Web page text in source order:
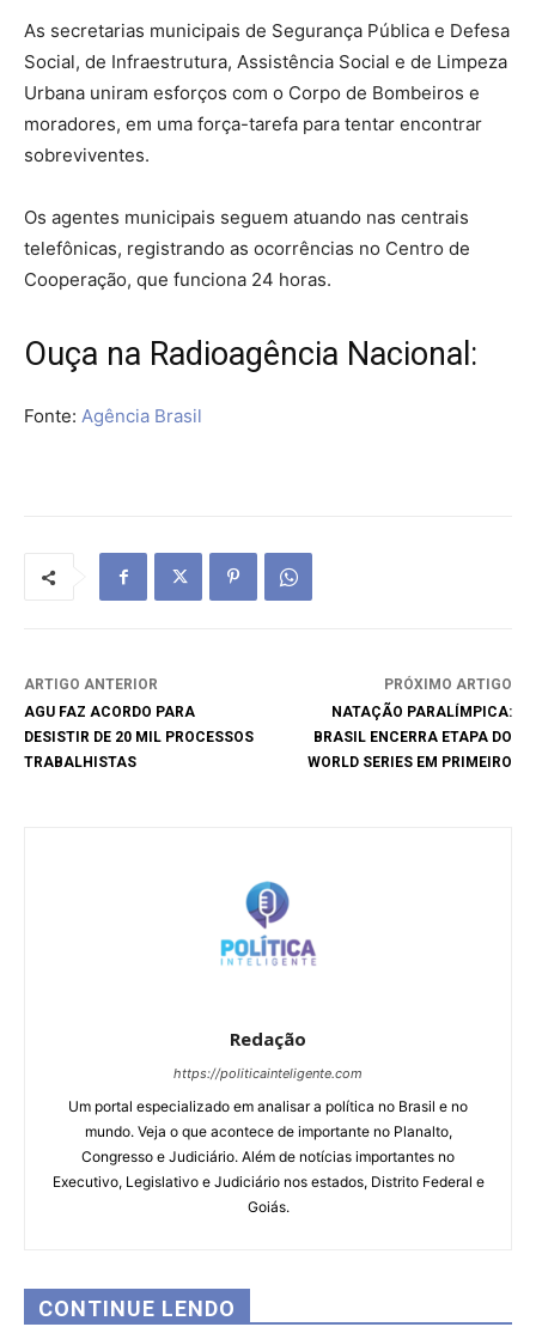
As secretarias municipais de Segurança Pública e Defesa
Social, de Infraestrutura, Assistência Social e de Limpeza
Urbana uniram esforços com o Corpo de Bombeiros e
moradores, em uma força-tarefa para tentar encontrar
sobreviventes.
Os agentes municipais seguem atuando nas centrais
telefônicas, registrando as ocorrências no Centro de
Cooperação, que funciona 24 horas.
Ouça na Radioagência Nacional:
Fonte: Agência Brasil
ARTIGO ANTERIOR
AGU FAZ ACORDO PARA
DESISTIR DE 20 MIL PROCESSOS
TRABALHISTAS
PRÓXIMO ARTIGO
NATAÇÃO PARALÍMPICA:
BRASIL ENCERRA ETAPA DO
WORLD SERIES EM PRIMEIRO
Redação
https://politicainteligente.com
Um portal especializado em analisar a política no Brasil e no
mundo. Veja o que acontece de importante no Planalto,
Congresso e Judiciário. Além de notícias importantes no
Executivo, Legislativo e Judiciário nos estados, Distrito Federal e
Goiás.
CONTINUE LENDO